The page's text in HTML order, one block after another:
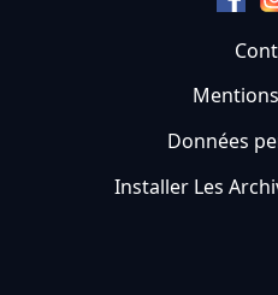
Données
Installer Les